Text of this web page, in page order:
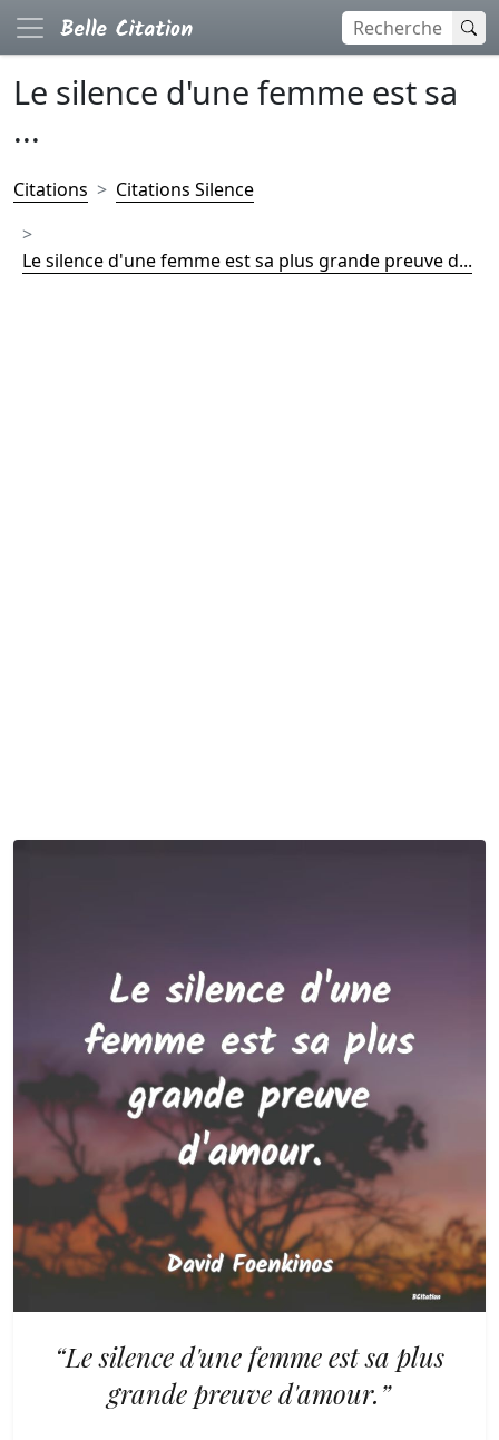
Le silence d'une femme est sa
...
Citations Citations Silence
Le silence d'une femme est sa plus grande preuve d...
“Le silence d'une femme est sa plus
grande preuve d'amour.”